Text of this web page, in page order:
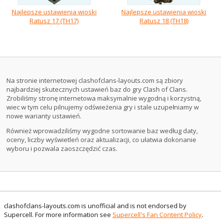
Najlepsze ustawienia wioski
Ratusz 17 (TH17)
Najlepsze ustawienia wioski
Ratusz 18 (TH18)
Na stronie internetowej clashofclans-layouts.com są zbiory
najbardziej skutecznych ustawień baz do gry Clash of Clans.
Zrobiliśmy stronę internetowa maksymalnie wygodną i korzystną,
wiec w tym celu pilnujemy odświeżenia gry i stale uzupełniamy w
nowe warianty ustawień.
Również wprowadziliśmy wygodne sortowanie baz według daty,
oceny, liczby wyświetleń oraz aktualizacji, co ułatwia dokonanie
wyboru i pozwala zaoszczędzić czas.
clashofclans-layouts.com is unofficial and is not endorsed by
Supercell. For more information see Supercell's Fan Content Policy.